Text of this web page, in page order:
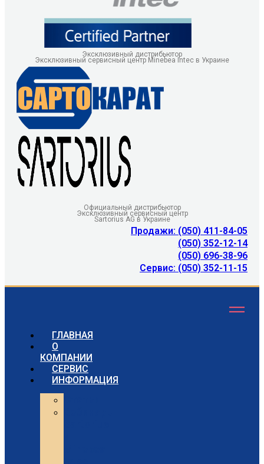
Эксклюзивный дистрибьютор
Эксклюзивный сервисный центр Minebea Intec в Украине
Официальный дистрибьютор
Эксклюзивный сервисный центр
Sartorius AG в Украине
Продажи: (050) 411-84-05
(050) 352-12-14
(050) 696-38-96
Сервис: (050) 352-11-15
ГЛАВНАЯ
О
КОМПАНИИ
СЕРВИС
ИНФОРМАЦИЯ